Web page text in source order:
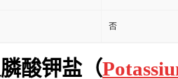
否
酸钾盐（